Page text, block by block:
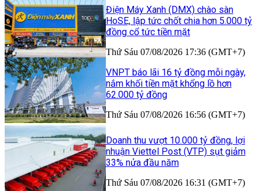
Điện Máy Xanh (DMX) chào sàn
HoSE, lập tức chốt chia hơn 5.000 tỷ
đồng cổ tức tiền mặt
Thứ Sáu 07/08/2026 17:36 (GMT+7)
VNPT báo lãi 16 tỷ đồng mỗi ngày,
nắm khối tiền mặt khổng lồ hơn
62.000 tỷ đồng
Thứ Sáu 07/08/2026 16:56 (GMT+7)
Doanh thu vượt 10.000 tỷ đồng, lợi
nhuận Viettel Post (VTP) sụt giảm
33% nửa đầu năm
Thứ Sáu 07/08/2026 16:31 (GMT+7)